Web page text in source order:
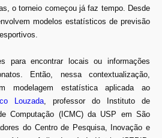
o torneio começou já faz tempo. Desde
modelos estatísticos de previsão
para encontrar locais ou informações
Então, nessa contextualização,
modelagem estatística aplicada ao
Louzada, professor do Instituto de
Computação (ICMC) da USP em São
do Centro de Pesquisa, Inovação e